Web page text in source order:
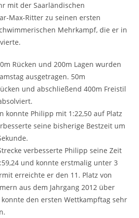
mit der Saarländischen
Max-Ritter zu seinen ersten
Mehrkampf, die er in
Rücken und 200m Lagen wurden
ausgetragen. 50m
und abschließend 400m Freistil
konnte Philipp mit 1:22,50 auf Platz
seine bisherige Bestzeit um
verbesserte Philipp seine Zeit
und konnte erstmalig unter 3
erreichte er den 11. Platz von
aus dem Jahrgang 2012 über
den ersten Wettkampftag sehr